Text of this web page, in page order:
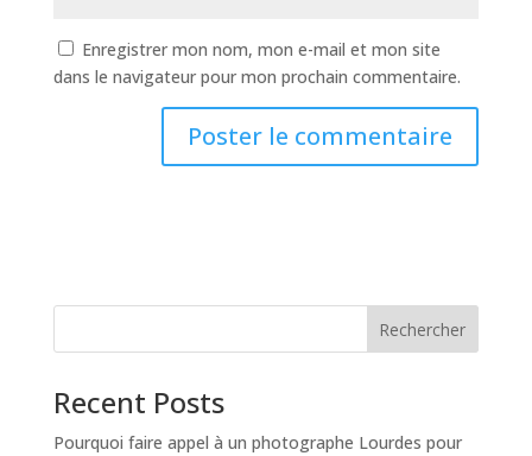
Enregistrer mon nom, mon e-mail et mon site
dans le navigateur pour mon prochain commentaire.
Rechercher
Recent Posts
Pourquoi faire appel à un photographe Lourdes pour